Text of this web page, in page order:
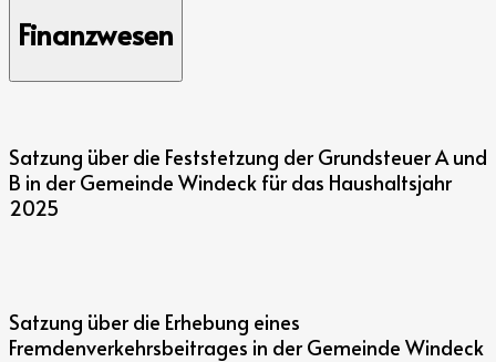
Finanzwesen
Satzung über die Feststetzung der Grundsteuer A und
B in der Gemeinde Windeck für das Haushaltsjahr
2025
Satzung über die Erhebung eines
Fremdenverkehrsbeitrages in der Gemeinde Windeck